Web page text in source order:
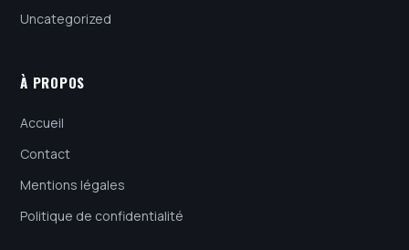
Uncategorized
À PROPOS
Accueil
Contact
Mentions légales
Politique de confidentialité